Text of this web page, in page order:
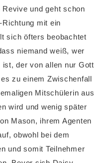
Revive und geht schon
mit ein
sich öfters beobachtet
niemand weiß, wer
der von allen nur Gott
zu einem Zwischenfall
Mitschülerin aus
wird und wenig später
Mason, ihrem Agenten
obwohl bei dem
und somit Teilnehmer